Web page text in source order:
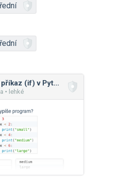
Podmíněný příkaz (if) v Pythonu
• lehké